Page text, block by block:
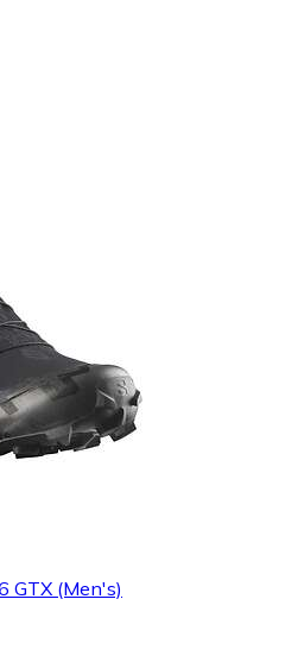
GTX (Men's)